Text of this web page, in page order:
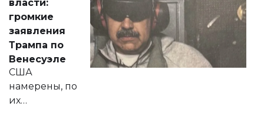
реформах до
вопросов армии,
экономики и
личного здоровья.
власти:
громкие
заявления
Трампа по
Венесуэле
США
намерены, по
их